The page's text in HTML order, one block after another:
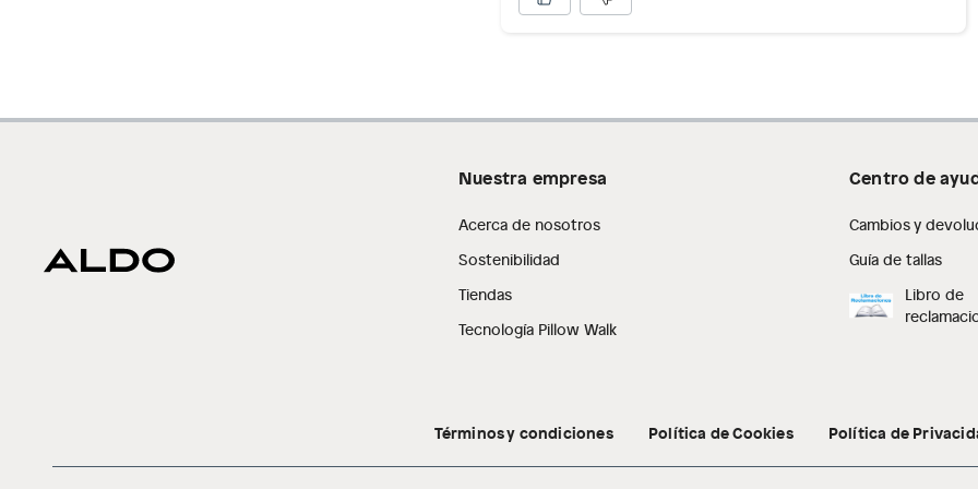
Nuestra empresa
Acerca de nosotros
Sostenibilidad
Tiendas
Tecnología Pillow Walk
Centro de
Cambios y
Guía de tallas
Libro de
Términos y condiciones Política de Cookies Política de